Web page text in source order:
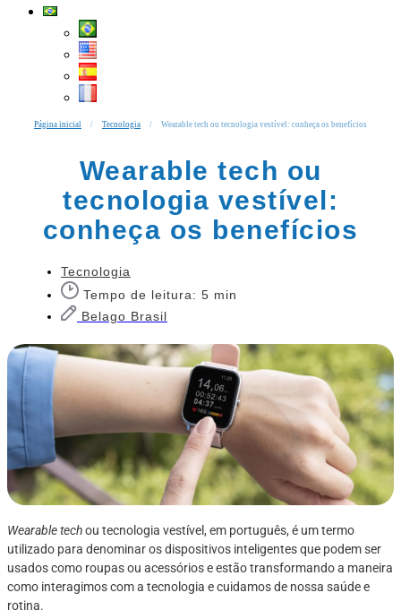
Página inicial / Tecnologia / Wearable tech ou tecnologia vestível: conheça os benefícios
Wearable tech ou
tecnologia vestível:
conheça os benefícios
Tecnologia
Tempo de leitura: 5 min
Belago Brasil
Wearable techou tecnologia vestível, em português, é um termo
utilizado para denominar os dispositivos inteligentes que podem ser
usados como roupas ou acessórios e estão transformando a maneira
como interagimos com a tecnologia e cuidamos de nossa saúde e
rotina.